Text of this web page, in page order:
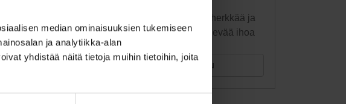
median ominaisuuksien tukemiseen
ja analytiikka-alan
yhdistää näitä tietoja muihin tietoihin, joita
Tutustu
Suojaa myös herkkää ja
helposti repeilevää ihoa
Tutustu